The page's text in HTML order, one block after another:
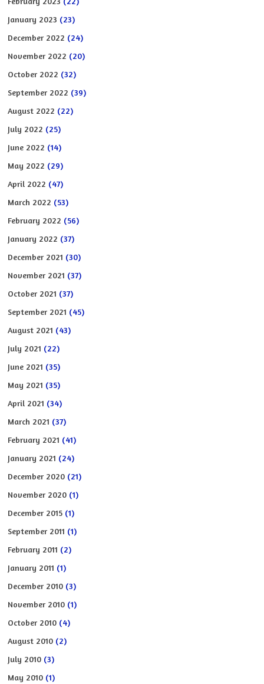
January 2023 (23)
December 2022 (24)
November 2022 (20)
October 2022 (32)
September 2022 (39)
August 2022 (22)
July 2022 (25)
June 2022 (14)
May 2022 (29)
April 2022 (47)
March 2022 (53)
February 2022 (56)
January 2022 (37)
December 2021 (30)
November 2021 (37)
October 2021 (37)
September 2021 (45)
August 2021 (43)
July 2021 (22)
June 2021 (35)
May 2021 (35)
April 2021 (34)
March 2021 (37)
February 2021 (41)
January 2021 (24)
December 2020 (21)
November 2020 (1)
December 2015 (1)
September 2011 (1)
February 2011 (2)
January 2011 (1)
December 2010 (3)
November 2010 (1)
October 2010 (4)
August 2010 (2)
July 2010 (3)
May 2010 (1)